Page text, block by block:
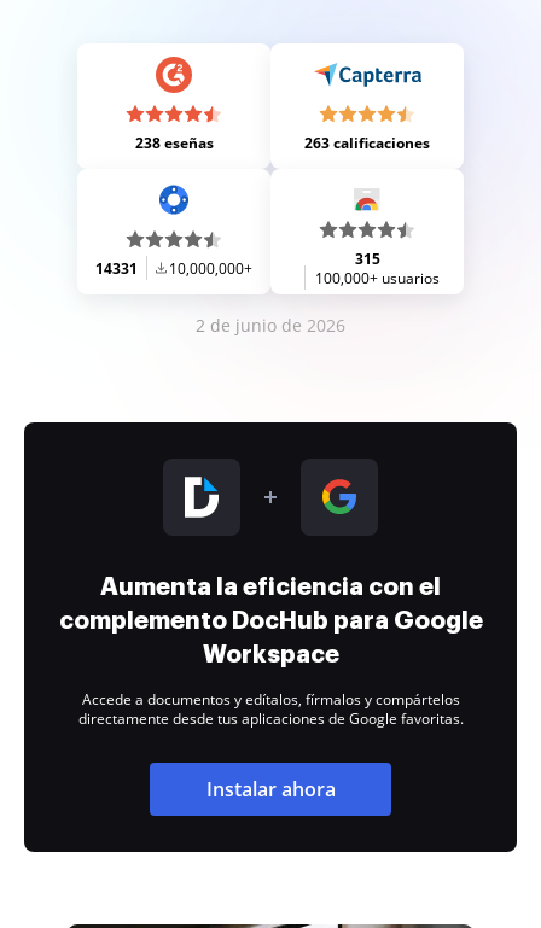
238 eseñas 263 calificaciones
14331 10,000,000+
315
100,000+ usuarios
2 de junio de 2026
Aumenta la eficiencia con el
complemento DocHub para Google
Workspace
Accede a documentos y edítalos, fírmalos y compártelos
directamente desde tus aplicaciones de Google favoritas.
Instalar ahora